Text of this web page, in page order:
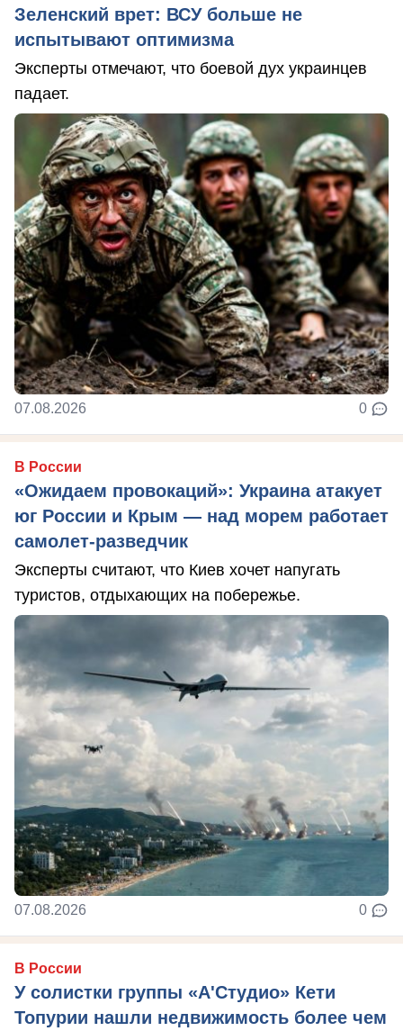
Зеленский врет: ВСУ больше не
испытывают оптимизма
Эксперты отмечают, что боевой дух украинцев
падает.
07.08.2026 0
В России
«Ожидаем провокаций»: Украина атакует
юг России и Крым — над морем работает
самолет-разведчик
Эксперты считают, что Киев хочет напугать
туристов, отдыхающих на побережье.
07.08.2026 0
В России
У солистки группы «А'Студио» Кети
Топурии нашли недвижимость более чем